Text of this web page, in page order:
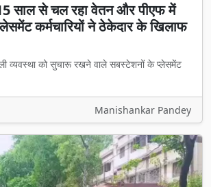
साल से चल रहा वेतन और पीएफ में
कर्मचारियों ने ठेकेदार के खिलाफ
व्यवस्था को सुचारू रखने वाले सबस्टेशनों के प्लेसमेंट
Manishankar Pandey